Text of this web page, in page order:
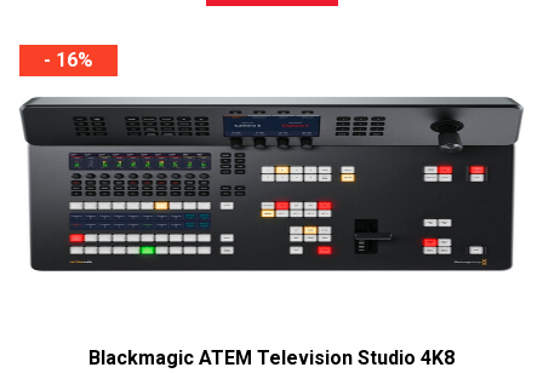
- 16%
Blackmagic ATEM Television Studio 4K8